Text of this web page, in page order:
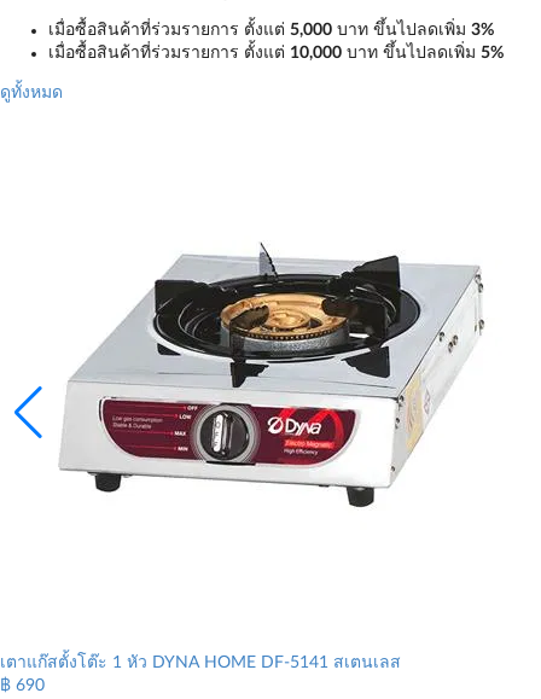
เมื่อซื้อสินค้าที่ร่วมรายการ ตั้งแต่ 5,000 บาท ขึ้นไปลดเพิ่ม 3%
เมื่อซื้อสินค้าที่ร่วมรายการ ตั้งแต่ 10,000 บาท ขึ้นไปลดเพิ่ม 5%
ดูทั้งหมด
เตาแก๊สตั้งโต๊ะ 1 หัว DYNA HOME DF-5141 สเตนเลส
฿ 690